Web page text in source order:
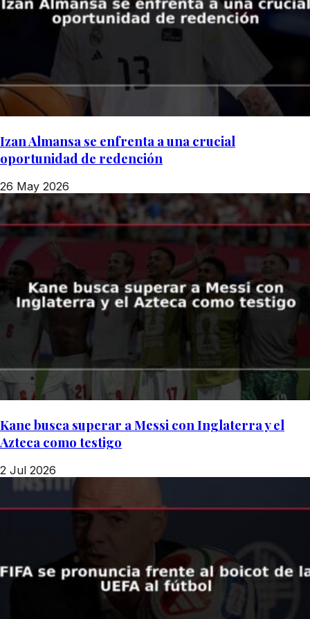
Izan Almansa se enfrenta a una crucial
oportunidad de redención
26 May 2026
Kane busca superar a Messi con Inglaterra y el
Azteca como testigo
2 Jul 2026